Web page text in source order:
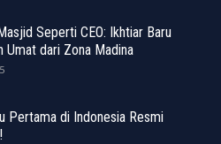
Seperti CEO: Ikhtiar Baru
Umat dari Zona Madina
Pertama di Indonesia Resmi